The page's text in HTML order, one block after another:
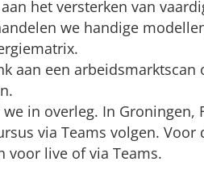
het versterken van
we handige
aan een arbeidsmarktscan
in overleg. In Groningen,
via Teams volgen. Voor
voor live of via Teams.